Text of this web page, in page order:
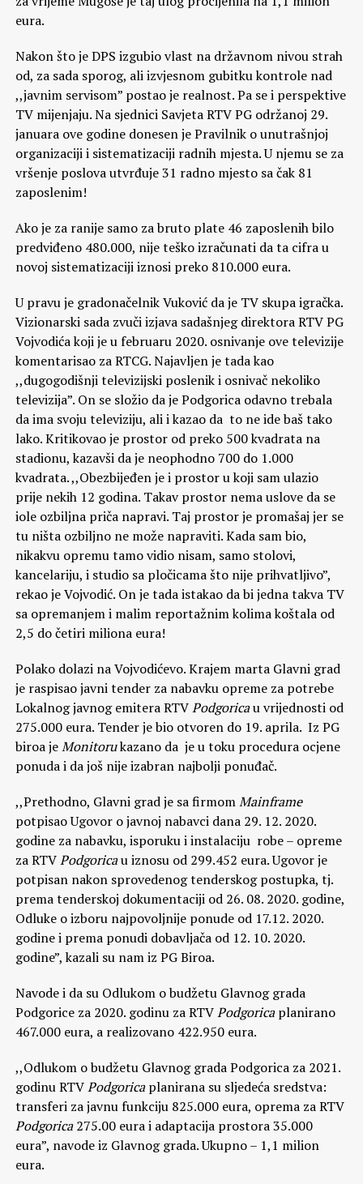
eura.
Nakon što je DPS izgubio vlast na državnom nivou strah
od, za sada sporog, ali izvjesnom gubitku kontrole nad
,,javnim servisom” postao je realnost. Pa se i perspektive
TV mijenjaju. Na sjednici Savjeta RTV PG održanoj 29.
januara ove godine donesen je Pravilnik o unutrašnjoj
organizaciji i sistematizaciji radnih mjesta. U njemu se za
vršenje poslova utvrđuje 31 radno mjesto sa čak 81
zaposlenim!
Ako je za ranije samo za bruto plate 46 zaposlenih bilo
predviđeno 480.000, nije teško izračunati da ta cifra u
novoj sistematizaciji iznosi preko 810.000 eura.
U pravu je gradonačelnik Vuković da je TV skupa igračka.
Vizionarski sada zvuči izjava sadašnjeg direktora RTV PG
Vojvodića koji je u februaru 2020. osnivanje ove televizije
komentarisao za RTCG. Najavljen je tada kao
,,dugogodišnji televizijski poslenik i osnivač nekoliko
televizija”. On se složio da je Podgorica odavno trebala
da ima svoju televiziju, ali i kazao da to ne ide baš tako
lako. Kritikovao je prostor od preko 500 kvadrata na
stadionu, kazavši da je neophodno 700 do 1.000
kvadrata. ,,Obezbijeđen je i prostor u koji sam ulazio
prije nekih 12 godina. Takav prostor nema uslove da se
iole ozbiljna priča napravi. Taj prostor je promašaj jer se
tu ništa ozbiljno ne može napraviti. Kada sam bio,
nikakvu opremu tamo vidio nisam, samo stolovi,
kancelariju, i studio sa pločicama što nije prihvatljivo”,
rekao je Vojvodić. On je tada istakao da bi jedna takva TV
sa opremanjem i malim reportažnim kolima koštala od
2,5 do četiri miliona eura!
Polako dolazi na Vojvodićevo. Krajem marta Glavni grad
je raspisao javni tender za nabavku opreme za potrebe
Lokalnog javnog emitera RTVPodgoricau vrijednosti od
275.000 eura. Tender je bio otvoren do 19. aprila. Iz PG
biroa jeMonitorukazano da je u toku procedura ocjene
ponuda i da još nije izabran najbolji ponuđač.
,,Prethodno, Glavni grad je sa firmomMainframe
potpisao Ugovor o javnoj nabavci dana 29. 12. 2020.
godine za nabavku, isporuku i instalaciju robe – opreme
za RTVPodgoricau iznosu od 299.452 eura. Ugovor je
potpisan nakon sprovedenog tenderskog postupka, tj.
prema tenderskoj dokumentaciji od 26. 08. 2020. godine,
Odluke o izboru najpovoljnije ponude od 17.12. 2020.
godine i prema ponudi dobavljača od 12. 10. 2020.
godine”, kazali su nam iz PG Biroa.
Navode i da su Odlukom o budžetu Glavnog grada
Podgorice za 2020. godinu za RTVPodgoricaplanirano
467.000 eura, a realizovano 422.950 eura.
,,Odlukom o budžetu Glavnog grada Podgorica za 2021.
godinu RTVPodgoricaplanirana su sljedeća sredstva:
transferi za javnu funkciju 825.000 eura, oprema za RTV
Podgorica275.00 eura i adaptacija prostora 35.000
eura”, navode iz Glavnog grada. Ukupno – 1,1 milion
eura.